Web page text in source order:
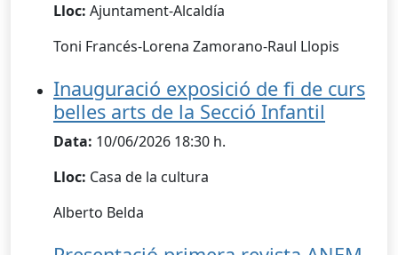
Lloc: Ajuntament-Alcaldía
Toni Francés-Lorena Zamorano-Raul Llopis
Inauguració exposició de fi de curs
belles arts de la Secció Infantil
Data: 10/06/2026 18:30 h.
Lloc: Casa de la cultura
Alberto Belda